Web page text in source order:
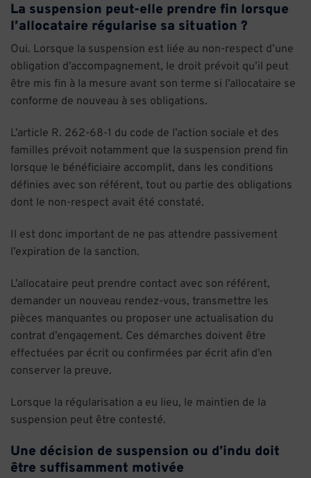
La suspension peut-elle prendre fin lorsque
l’allocataire régularise sa situation ?
Oui. Lorsque la suspension est liée au non-respect d’une
obligation d’accompagnement, le droit prévoit qu’il peut
être mis fin à la mesure avant son terme si l’allocataire se
conforme de nouveau à ses obligations.
L’article R. 262-68-1 du code de l’action sociale et des
familles prévoit notamment que la suspension prend fin
lorsque le bénéficiaire accomplit, dans les conditions
définies avec son référent, tout ou partie des obligations
dont le non-respect avait été constaté.
Il est donc important de ne pas attendre passivement
l’expiration de la sanction.
L’allocataire peut prendre contact avec son référent,
demander un nouveau rendez-vous, transmettre les
pièces manquantes ou proposer une actualisation du
contrat d’engagement. Ces démarches doivent être
effectuées par écrit ou confirmées par écrit afin d’en
conserver la preuve.
Lorsque la régularisation a eu lieu, le maintien de la
suspension peut être contesté.
Une décision de suspension ou d’indu doit
être suffisamment motivée